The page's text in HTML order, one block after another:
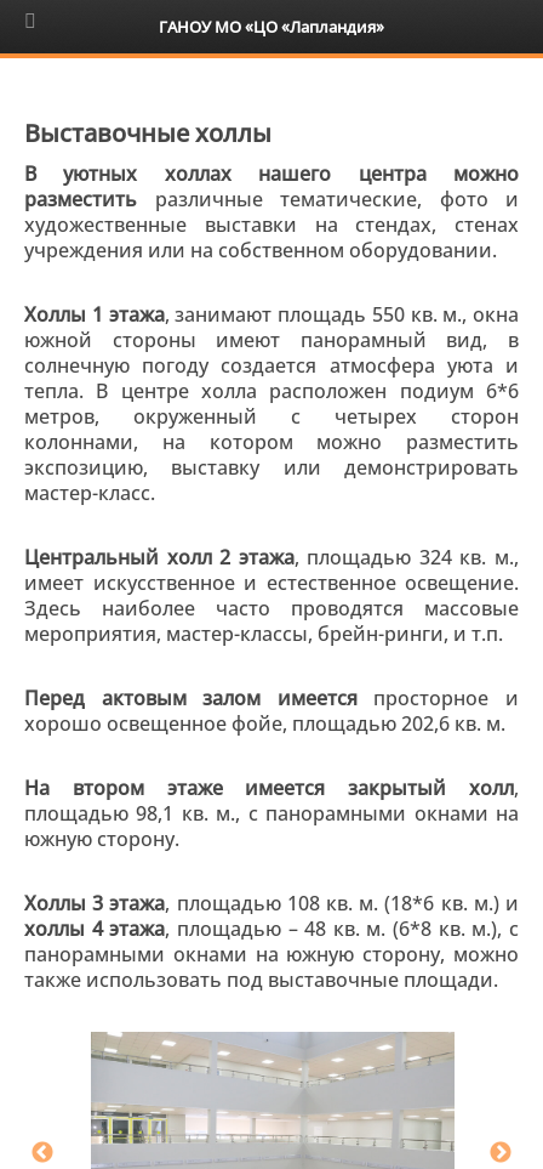
6+
Выставочные холлы
В уютных холлах нашего центра можно
разместить различные тематические, фото и
художественные выставки на стендах, стенах
учреждения или на собственном оборудовании.
Холлы 1 этажа, занимают площадь 550 кв. м., окна
южной стороны имеют панорамный вид, в
солнечную погоду создается атмосфера уюта и
тепла. В центре холла расположен подиум 6*6
метров, окруженный с четырех сторон
колоннами, на котором можно разместить
экспозицию, выставку или демонстрировать
мастер-класс.
Центральный холл 2 этажа, площадью 324 кв. м.,
имеет искусственное и естественное освещение.
Здесь наиболее часто проводятся массовые
мероприятия, мастер-классы, брейн-ринги, и т.п.
Перед актовым залом имеетсяпросторное и
хорошо освещенное фойе, площадью 202,6 кв. м.
На втором этаже имеется закрытый холл,
площадью 98,1 кв. м., с панорамными окнами на
южную сторону.
Холлы 3 этажа, площадью 108 кв. м. (18*6 кв. м.) и
холлы 4 этажа, площадью – 48 кв. м. (6*8 кв. м.), с
панорамными окнами на южную сторону, можно
также использовать под выставочные площади.
ГАНОУ МО «ЦО «Лапландия»